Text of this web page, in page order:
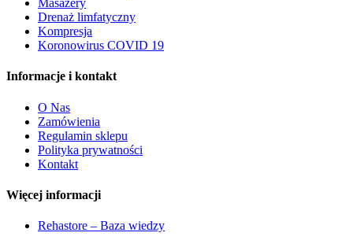
Masażery
Drenaż limfatyczny
Kompresja
Koronowirus COVID 19
Informacje i kontakt
O Nas
Zamówienia
Regulamin sklepu
Polityka prywatności
Kontakt
Więcej informacji
Rehastore – Baza wiedzy